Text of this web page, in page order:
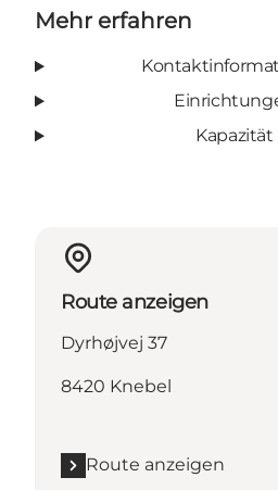
Mehr erfahren
Kapazität
Route anzeigen
Dyrhøjvej 37
8420 Knebel
Route anzeigen